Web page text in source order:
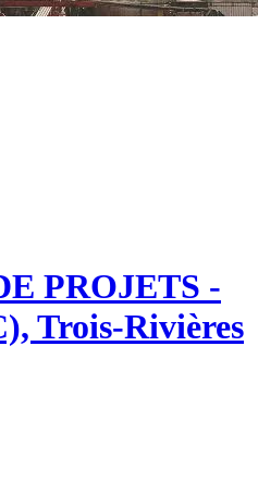
PROJETS -
Trois-Rivières